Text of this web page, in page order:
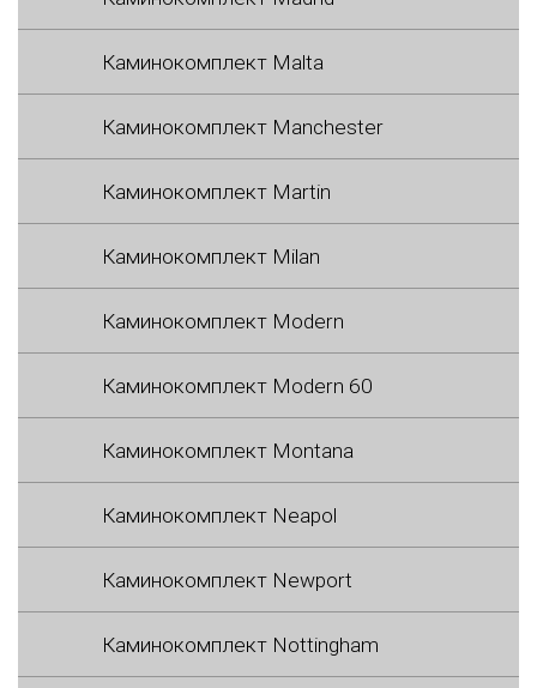
Каминокомплект Malta
Каминокомплект Manchester
Каминокомплект Martin
Каминокомплект Milan
Каминокомплект Modern
Каминокомплект Modern 60
Каминокомплект Montana
Каминокомплект Neapol
Каминокомплект Newport
Каминокомплект Nottingham